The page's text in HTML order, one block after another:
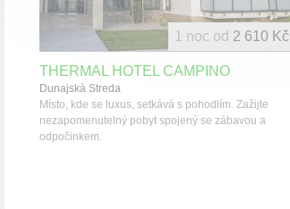
THERMAL HOTEL CAMPINO
Dunajská Streda
Místo, kde se luxus, setkává s pohodlím. Zažijte
nezapomenutelný pobyt spojený se zábavou a
odpočinkem.
1 noc od 2 610 Kč